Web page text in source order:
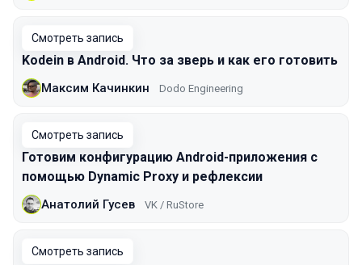
Смотреть запись
Kodein в Android. Что за зверь и как его готовить
Максим Качинкин Dodo Engineering
Смотреть запись
Готовим конфигурацию Android-приложения с
помощью Dynamic Proxy и рефлексии
Анатолий Гусев VK / RuStore
Смотреть запись